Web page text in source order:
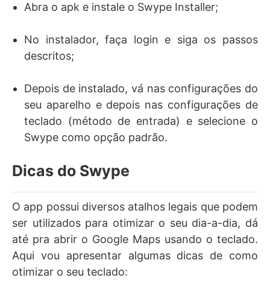
Abra o apk e instale o Swype Installer;
No instalador, faça login e siga os passos
descritos;
Depois de instalado, vá nas configurações do
seu aparelho e depois nas configurações de
teclado (método de entrada) e selecione o
Swype como opção padrão.
Dicas do Swype
O app possui diversos atalhos legais que podem
ser utilizados para otimizar o seu dia-a-dia, dá
até pra abrir o Google Maps usando o teclado.
Aqui vou apresentar algumas dicas de como
otimizar o seu teclado: